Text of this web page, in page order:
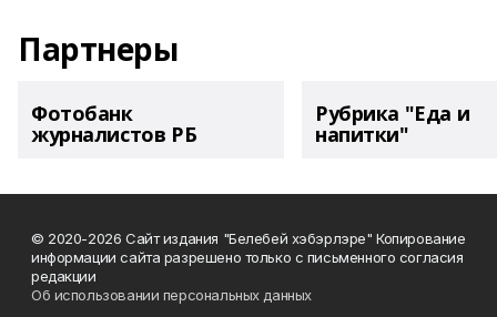
Партнеры
Фотобанк
журналистов РБ
Рубрика "Еда и
напитки"
© 2020-2026 Сайт издания "Белебей хэбэрлэре" Копирование
информации сайта разрешено только с письменного согласия
редакции
Об использовании персональных данных